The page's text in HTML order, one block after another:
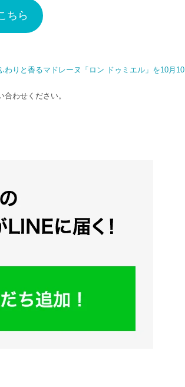
ちら
わりと香るマドレーヌ「ロン ドゥミエル」を10月10
わせください。